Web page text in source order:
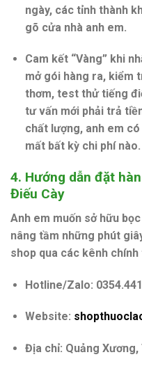
ngày, các tỉnh thành
gõ cửa nhà anh em.
Cam kết “Vàng” khi
mở gói hàng ra, kiểm
thơm, test thử tiếng
tư vấn mới phải trả
chất lượng, anh em
mất bất kỳ chi phí nào.
4. Hướng dẫn đặt
Điếu Cày
Anh em muốn sở hữu
nâng tầm những phút
shop qua các kênh chính
Hotline/Zalo:
Website:
Địa chỉ: Quảng